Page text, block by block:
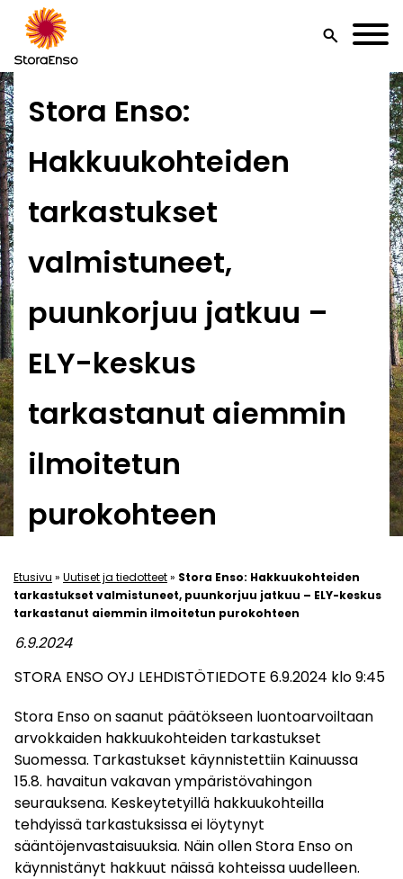
search
Stora Enso:
Hakkuukohteiden
tarkastukset
valmistuneet,
puunkorjuu jatkuu –
ELY-keskus
tarkastanut aiemmin
ilmoitetun
purokohteen
Etusivu » Uutiset ja tiedotteet» Stora Enso: Hakkuukohteiden
tarkastukset valmistuneet, puunkorjuu jatkuu – ELY-keskus
tarkastanut aiemmin ilmoitetun purokohteen
6.9.2024
STORA ENSO OYJ LEHDISTÖTIEDOTE 6.9.2024 klo 9:45
Stora Enso on saanut päätökseen luontoarvoiltaan
arvokkaiden hakkuukohteiden tarkastukset
Suomessa. Tarkastukset käynnistettiin Kainuussa
15.8. havaitun vakavan ympäristövahingon
seurauksena. Keskeytetyillä hakkuukohteilla
tehdyissä tarkastuksissa ei löytynyt
sääntöjenvastaisuuksia. Näin ollen Stora Enso on
käynnistänyt hakkuut näissä kohteissa uudelleen.